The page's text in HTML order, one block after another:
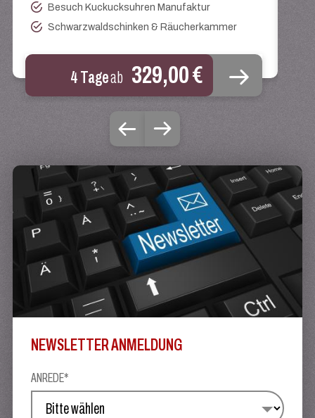
Besuch Kuckucksuhren Manufaktur
Schwarzwaldschinken & Räucherkammer
4 Tageab 329,00 €
NEWSLETTER ANMELDUNG
ANREDE*